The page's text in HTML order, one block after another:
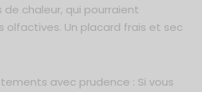
chaleur, qui pourraient
olfactives. Un placard frais et sec
avec prudence : Si vous